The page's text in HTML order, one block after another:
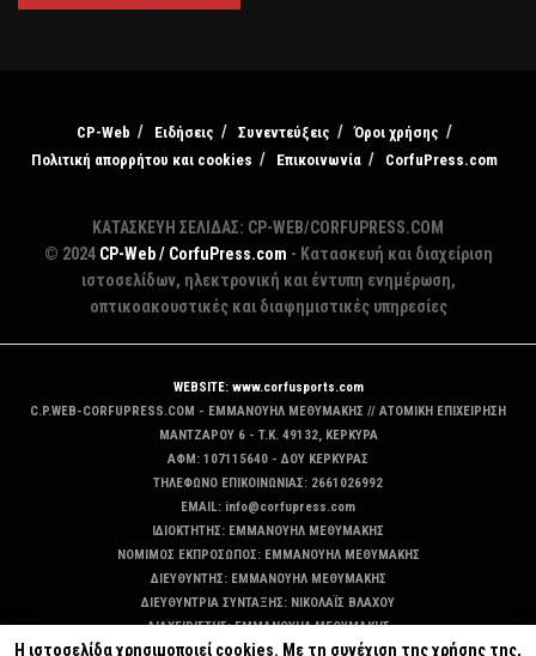
CP-Web Ειδήσεις Συνεντεύξεις
Όροι χρήσης
Πολιτική απορρήτου και cookies
Επικοινωνία CorfuPress.com
ΚΑΤΑΣΚΕΥΗ ΣΕΛΙΔΑΣ: CP-WEB/CORFUPRESS.COM
© 2024 CP-Web / CorfuPress.com - Κατασκευή και διαχείριση
ιστοσελίδων, ηλεκτρονική και έντυπη ενημέρωση,
οπτικοακουστικές και διαφημιστικές υπηρεσίες
WEBSITE: www.corfusports.com
C.P.WEB-CORFUPRESS.COM - ΕΜΜΑΝΟΥΗΛ ΜΕΘΥΜΑΚΗΣ // ΑΤΟΜΙΚΗ ΕΠΙΧΕΙΡΗΣΗ
MANTZAΡΟΥ 6 - T.K. 49132, ΚΕΡΚΥΡΑ
ΑΦΜ: 107115640 - ΔΟΥ ΚΕΡΚΥΡΑΣ
ΤΗΛΕΦΩΝΟ ΕΠΙΚΟΙΝΩΝΙΑΣ: 2661026992
EMAIL: info@corfupress.com
ΙΔΙΟΚΤΗΤΗΣ: EMMANOYΗΛ ΜΕΘΥΜΑΚΗΣ
ΝΟΜΙΜΟΣ ΕΚΠΡΟΣΩΠΟΣ: EMMANOYΗΛ ΜΕΘΥΜΑΚΗΣ
ΔΙΕΥΘΥΝΤΗΣ: EMMANOYΗΛ ΜΕΘΥΜΑΚΗΣ
ΔΙΕΥΘΥΝΤΡΙΑ ΣΥΝΤΑΞΗΣ: ΝΙΚΟΛΑΪΣ ΒΛΑΧΟΥ
ΔΙΑΧΕΙΡΙΣΤΗΣ: EMMANOYΗΛ ΜΕΘΥΜΑΚΗΣ
ΔΙΚΑΙΟΥΧΟΣ DOMAIN: ΕΜΜΑΝΟΥΗΛ ΜΕΘΥΜΑΚΗΣ
Η ιστοσελίδα χρησιμοποιεί cookies. Με τη συνέχιση της χρήσης της,